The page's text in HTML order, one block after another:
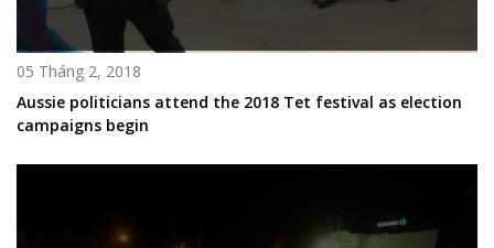
05 Tháng 2, 2018
Aussie politicians attend the 2018 Tet festival as election
campaigns begin